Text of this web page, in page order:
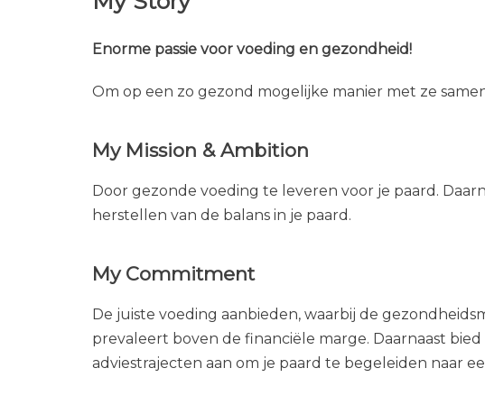
Enorme passie voor voeding en gezondheid!
Om op een zo gezond mogelijke manier met ze
My Mission & Ambition
Door gezonde voeding te leveren voor je paard.
herstellen van de balans in je paard.
My Commitment
De juiste voeding aanbieden, waarbij de
prevaleert boven de financiële marge. Daarnaast
adviestrajecten aan om je paard te begeleiden naar